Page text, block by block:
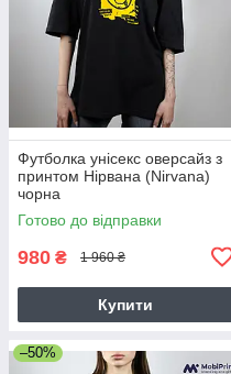
Футболка унісекс оверсайз з
принтом Нірвана (Nirvana)
чорна
Готово до відправки
980 ₴ 1 960 ₴
Купити
–50%